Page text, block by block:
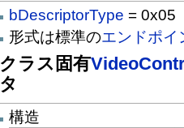
bDescriptorType = 0x05
形式は標準のエンドポイ
クラス固有
タ
構造